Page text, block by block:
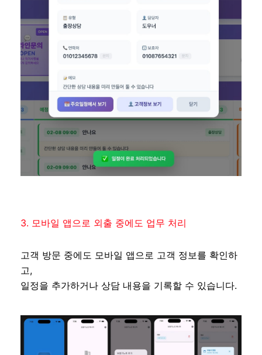
3. 모바일 앱으로 외출 중에도 업무 처리
고객 방문 중에도 모바일 앱으로 고객 정보를 확인하
고,
일정을 추가하거나 상담 내용을 기록할 수 있습니다.